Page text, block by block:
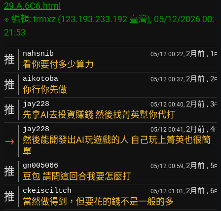
29.A.6C6.html
※ 編輯: trrnxz (123.193.233.192 臺灣), 05/12/2026 00:
推 nahsnib 05/12 00:22, 2月前 , 1 F
看你要付多少算力
推 aikotoba 05/12 00:37, 2月前 , 2F
你行你先做
推 jay228 05/12 00:40, 2月前 , 3F
先拿AI去投資賺錢 然後找菁英幫你代打
→
jay228 05/12 00:41, 2月前 , 4F
然後能開發出AI玩遊戲的人 自己玩上菁英也很簡
單
推 gn005066 05/12 00:59, 2月前 , 5F
豆包 請問這回合我要怎麼打
推 ckeisciltch 05/12 01:01, 2月前 , 6F
當然做得到，但要花的錢不是一般的多